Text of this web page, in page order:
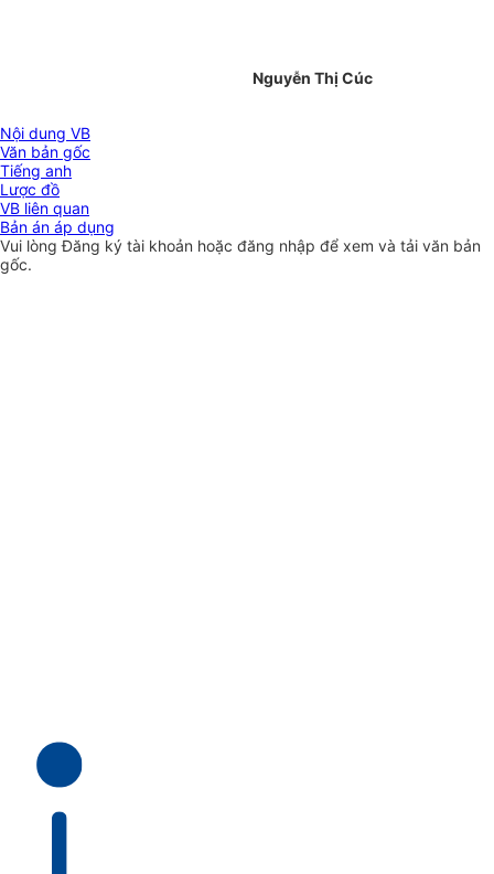
Nguyễn Thị Cúc
Nội dung VB
Văn bản gốc
Tiếng anh
Lược đồ
VB liên quan
Bản án áp dụng
Vui lòngĐăng ký tài khoản hoặc đăng nhập để xem và tải văn bản
gốc.